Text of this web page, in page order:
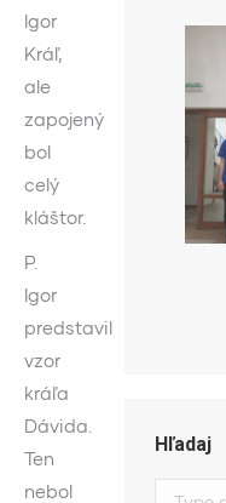
Igor
Kráľ,
ale
zapojený
bol
celý
kláštor.
P.
Igor
predstavil
vzor
kráľa
Dávida.
Ten
nebol
Hľadaj
Search: